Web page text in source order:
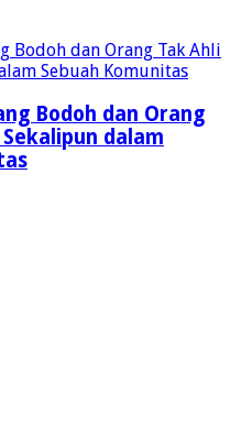
Bodoh dan Orang
dalam